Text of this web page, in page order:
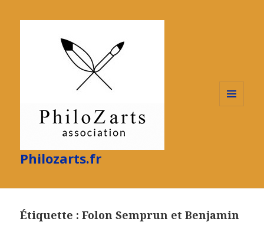
Philozarts.fr
Étiquette :Folon Semprun et Benjamin